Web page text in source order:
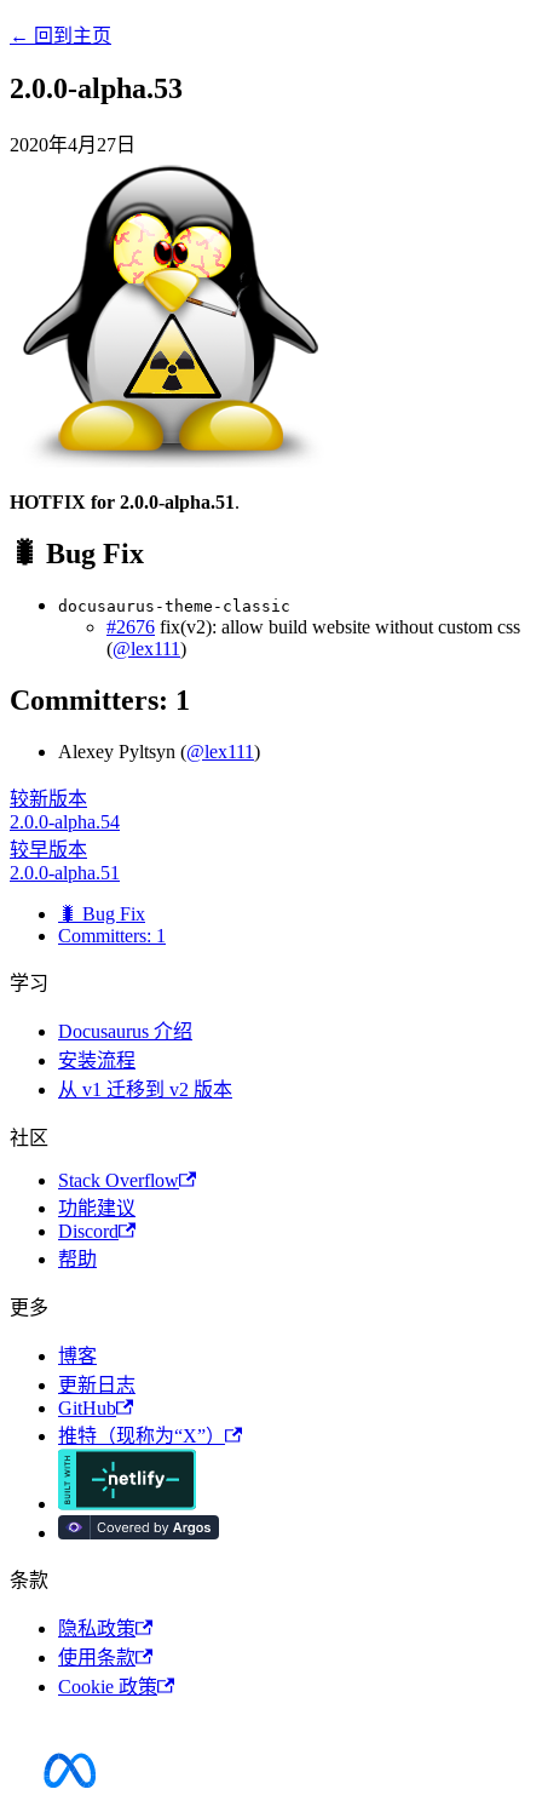
← 回到主页
2.0.0-alpha.53
2020年4月27日
HOTFIX for 2.0.0-alpha.51.
🐛 Bug Fix
docusaurus-theme-classic
#2676 fix(v2): allow build website without custom css
(@lex111)
Committers: 1
Alexey Pyltsyn (@lex111)
较新版本
2.0.0-alpha.54
较早版本
2.0.0-alpha.51
🐛 Bug Fix
Committers: 1
学习
Docusaurus 介绍
安装流程
从 v1 迁移到 v2 版本
社区
Stack Overflow
功能建议
Discord
帮助
更多
博客
更新日志
GitHub
推特（现称为“X”）
条款
隐私政策
使用条款
Cookie 政策